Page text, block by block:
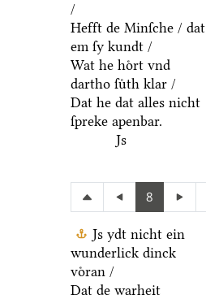
/
Hefft de Minſche / dat
em ſy kundt /
Wat he hoͤrt vnd
dartho ſuͤth klar /
Dat he dat alles nicht
ſpreke apenbar.
Js
8
Js ydt nicht ein
wunderlick dinck
voͤran /
Dat de warheit